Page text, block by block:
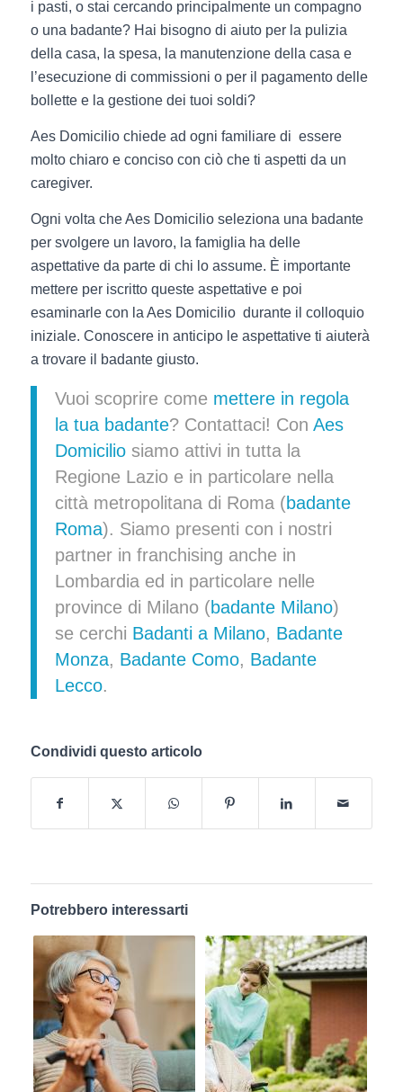
i pasti, o stai cercando principalmente un compagno
o una badante? Hai bisogno di aiuto per la pulizia
della casa, la spesa, la manutenzione della casa e
l’esecuzione di commissioni o per il pagamento delle
bollette e la gestione dei tuoi soldi?
Aes Domicilio chiede ad ogni familiare di essere
molto chiaro e conciso con ciò che ti aspetti da un
caregiver.
Ogni volta che Aes Domicilio seleziona una badante
per svolgere un lavoro, la famiglia ha delle
aspettative da parte di chi lo assume. È importante
mettere per iscritto queste aspettative e poi
esaminarle con la Aes Domicilio durante il colloquio
iniziale. Conoscere in anticipo le aspettative ti aiuterà
a trovare il badante giusto.
Vuoi scoprire come mettere in regola
la tua badante? Contattaci! Con Aes
Domiciliosiamo attivi in tutta la
Regione Lazio e in particolare nella
città metropolitana di Roma (badante
Roma). Siamo presenti con i nostri
partner in franchising anche in
Lombardia ed in particolare nelle
province di Milano (badante Milano)
se cerchi Badanti a Milano, Badante
Monza, Badante Como, Badante
Lecco.
Condividi questo articolo
Potrebbero interessarti